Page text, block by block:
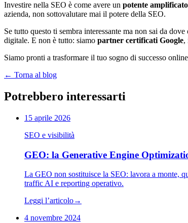
Investire nella SEO è come avere un potente
azienda, non sottovalutare mai il potere della SEO.
Se tutto questo ti sembra interessante ma non sai da dove
digitale. E non è tutto: siamo partner certificati Google,
Siamo pronti a trasformare il tuo sogno di successo
← Torna al blog
Potrebbero interessarti
15 aprile 2026
SEO e visibilità
GEO: la Generative Engine
La GEO non sostituisce la SEO: lavora a monte,
traffic AI e reporting operativo.
Leggi l’articolo→
4 novembre 2024